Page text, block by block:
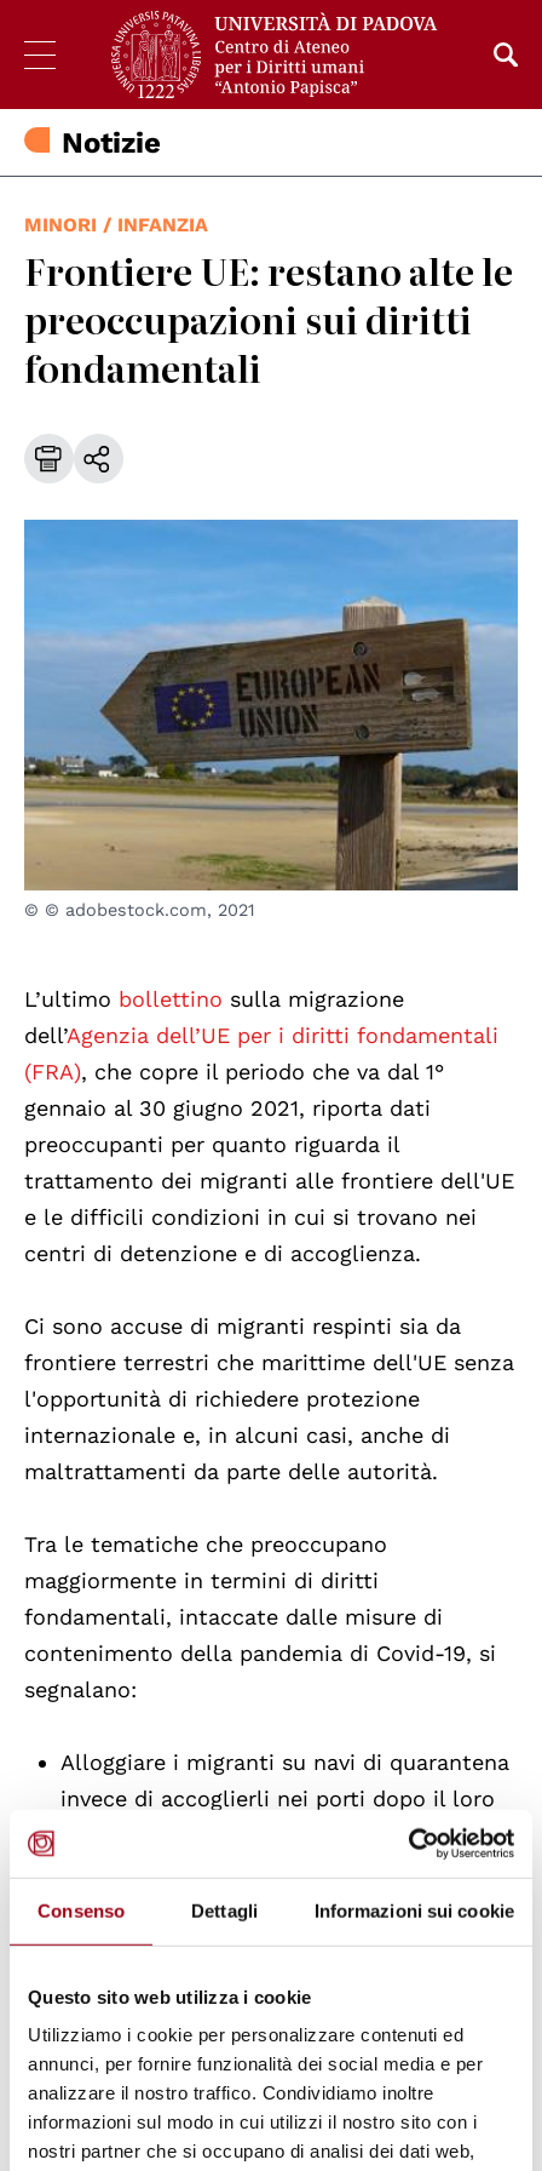
Consenso Dettagli Informazioni sui cookie
Questo sito web utilizza i cookie
Utilizziamo i cookie per personalizzare contenuti ed
annunci, per fornire funzionalità dei social media e per
analizzare il nostro traffico. Condividiamo inoltre
informazioni sul modo in cui utilizzi il nostro sito con i
nostri partner che si occupano di analisi dei dati web,
Notizie
MINORI / INFANZIA
Frontiere UE: restano alte le
preoccupazioni sui diritti
fondamentali
© © adobestock.com, 2021
L’ultimo bollettino sulla migrazione
dell’Agenzia dell’UE per i diritti fondamentali
(FRA), che copre il periodo che va dal 1°
gennaio al 30 giugno 2021, riporta dati
preoccupanti per quanto riguarda il
trattamento dei migranti alle frontiere dell'UE
e le difficili condizioni in cui si trovano nei
centri di detenzione e di accoglienza.
Ci sono accuse di migranti respinti sia da
frontiere terrestri che marittime dell'UE senza
l'opportunità di richiedere protezione
internazionale e, in alcuni casi, anche di
maltrattamenti da parte delle autorità.
Tra le tematiche che preoccupano
maggiormente in termini di diritti
fondamentali, intaccate dalle misure di
contenimento della pandemia di Covid-19, si
segnalano:
Alloggiare i migranti su navi di quarantena
invece di accoglierli nei porti dopo il loro
Sfruttamento della detenzione degli
immigrati.
specialmente in alcuni paesi, per quanto
riguarda i centri di detenzione e di
accoglienza e i campi rifugiati. Il problemi
principali rimangono il sovraffollamento e